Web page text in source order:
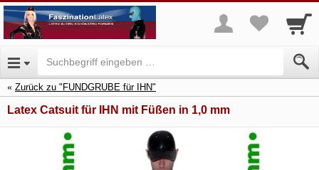
Zurück zu "FUNDGRUBE für IHN"
Latex Catsuit für IHN mit Füßen in 1,0 mm